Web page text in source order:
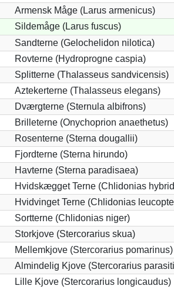
Armensk Måge (Larus armenicus)
Sildemåge (Larus fuscus)
Sandterne (Gelochelidon nilotica)
Rovterne (Hydroprogne caspia)
Splitterne (Thalasseus sandvicensis)
Aztekerterne (Thalasseus elegans)
Dværgterne (Sternula albifrons)
Brilleterne (Onychoprion anaethetus)
Rosenterne (Sterna dougallii)
Fjordterne (Sterna hirundo)
Havterne (Sterna paradisaea)
Hvidskægget Terne (Chlidonias
Hvidvinget Terne (Chlidonias
Sortterne (Chlidonias niger)
Storkjove (Stercorarius skua)
Mellemkjove (Stercorarius pomarinus)
Almindelig Kjove (Stercorarius
Lille Kjove (Stercorarius longicaudus)